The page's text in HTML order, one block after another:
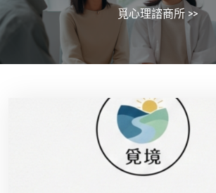
覓心理諮商所 >>